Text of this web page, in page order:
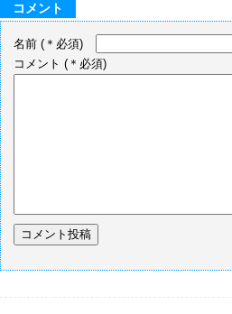
コメント
名前 (＊必須)
コメント (＊必須)